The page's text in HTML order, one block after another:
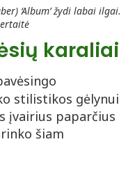
‘Album’ žydi labai ilgai.
karaliai
stilistikos gėlynui
įvairius paparčius
šiam